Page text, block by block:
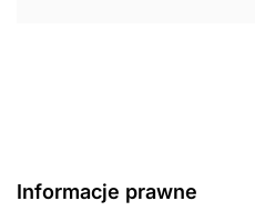
Informacje prawne